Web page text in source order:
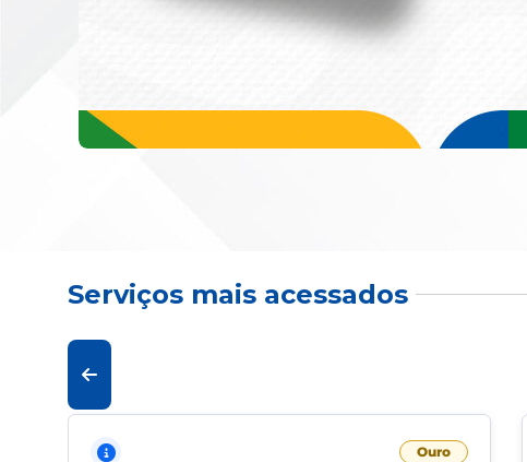
Serviços mais acessados
Ouro